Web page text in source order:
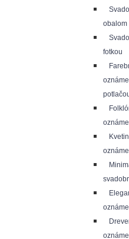
obalom
fotkou